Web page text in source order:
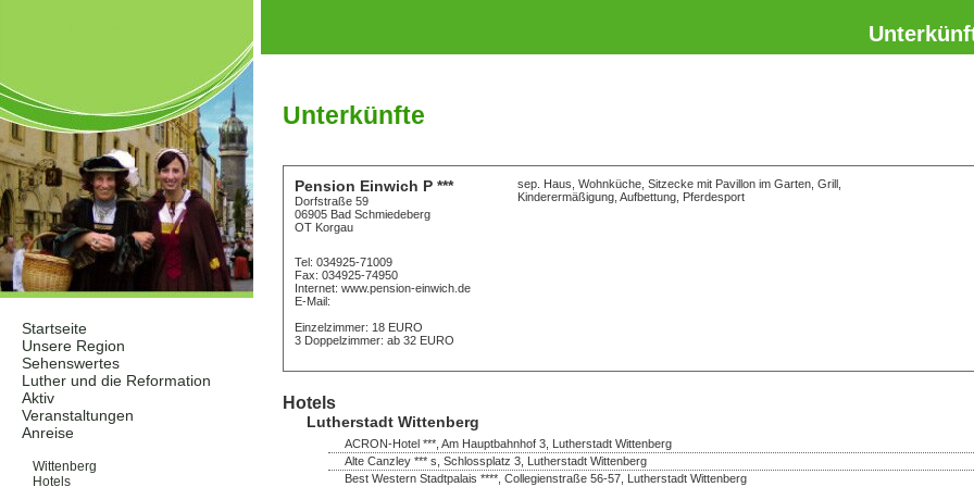
Startseite
Unsere Region
Sehenswertes
Luther und die Reformation
Aktiv
Veranstaltungen
Anreise
Wittenberg
Hotels
Unterkünfte
Pension Einwich P ***
Dorfstraße 59
06905 Bad Schmiedeberg
OT Korgau
sep. Haus, Wohnküche, Sitzecke mit Pavillon im Garten, Grill,
Kinderermäßigung, Aufbettung, Pferdesport
Tel: 034925-71009
Fax: 034925-74950
Internet: www.pension-einwich.de
E-Mail:
Einzelzimmer: 18 EURO
3 Doppelzimmer: ab 32 EURO
Hotels
Lutherstadt Wittenberg
ACRON-Hotel ***, Am Hauptbahnhof 3, Lutherstadt Wittenberg
Alte Canzley *** s, Schlossplatz 3, Lutherstadt Wittenberg
Best Western Stadtpalais ****, Collegienstraße 56-57, Lutherstadt Wittenberg